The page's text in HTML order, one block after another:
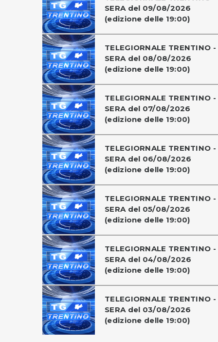
SERA del 09/08/2026
(edizione delle 19:00)
TELEGIORNALE TRENTINO -
SERA del 08/08/2026
(edizione delle 19:00)
TELEGIORNALE TRENTINO -
SERA del 07/08/2026
(edizione delle 19:00)
TELEGIORNALE TRENTINO -
SERA del 06/08/2026
(edizione delle 19:00)
TELEGIORNALE TRENTINO -
SERA del 05/08/2026
(edizione delle 19:00)
TELEGIORNALE TRENTINO -
SERA del 04/08/2026
(edizione delle 19:00)
TELEGIORNALE TRENTINO -
SERA del 03/08/2026
(edizione delle 19:00)